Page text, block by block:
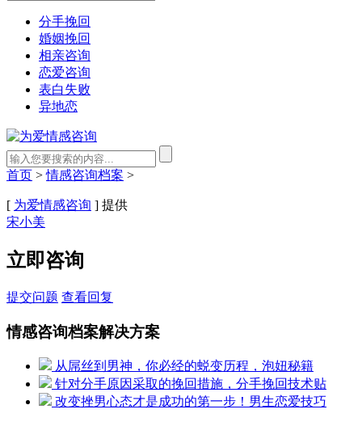
分手挽回
婚姻挽回
相亲咨询
恋爱咨询
表白失败
异地恋
首页 >情感咨询档案 >
[ 为爱情感咨询 ] 提供
宋小美
立即咨询
提交问题 查看回复
情感咨询档案解决方案
从屌丝到男神，你必经的蜕变历程，泡妞秘籍
针对分手原因采取的挽回措施，分手挽回技术贴
改变挫男心态才是成功的第一步！男生恋爱技巧